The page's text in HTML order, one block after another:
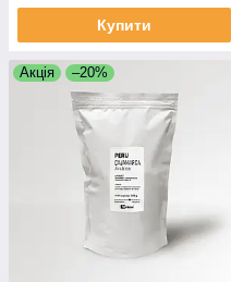
Купити
Акція –20%